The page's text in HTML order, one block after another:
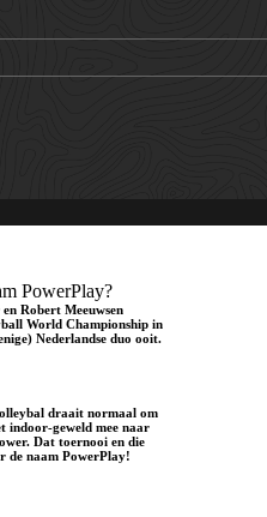
PowerPlay?
Robert Meeuwsen
World Championship in
Nederlandse duo ooit.
draait normaal om
indoor-geweld mee naar
Dat toernooi en die
de naam PowerPlay!